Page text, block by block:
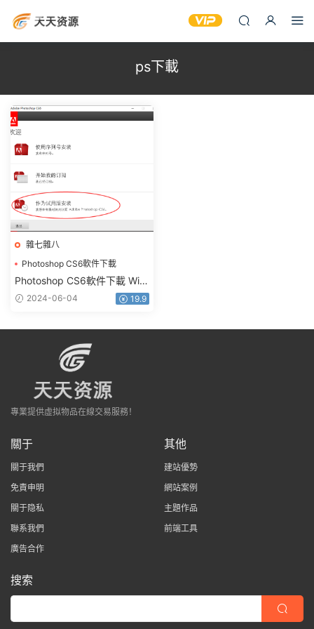
ps下載
雜七雜八
Photoshop CS6軟件下載
ps下載
ps軟件下載
Photoshop CS6軟件下載 Win
版/64+32位破解版
2024-06-04 19.9
專業提供虛拟物品在線交易服務！
關于
關于我們
免責申明
關于隐私
聯系我們
廣告合作
其他
建站優勢
網站案例
主題作品
前端工具
搜索